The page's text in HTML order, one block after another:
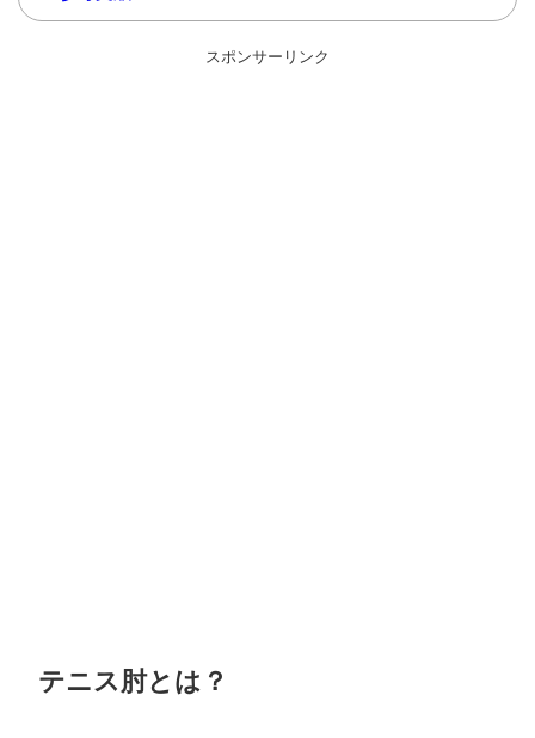
スポンサーリンク
テニス肘とは？